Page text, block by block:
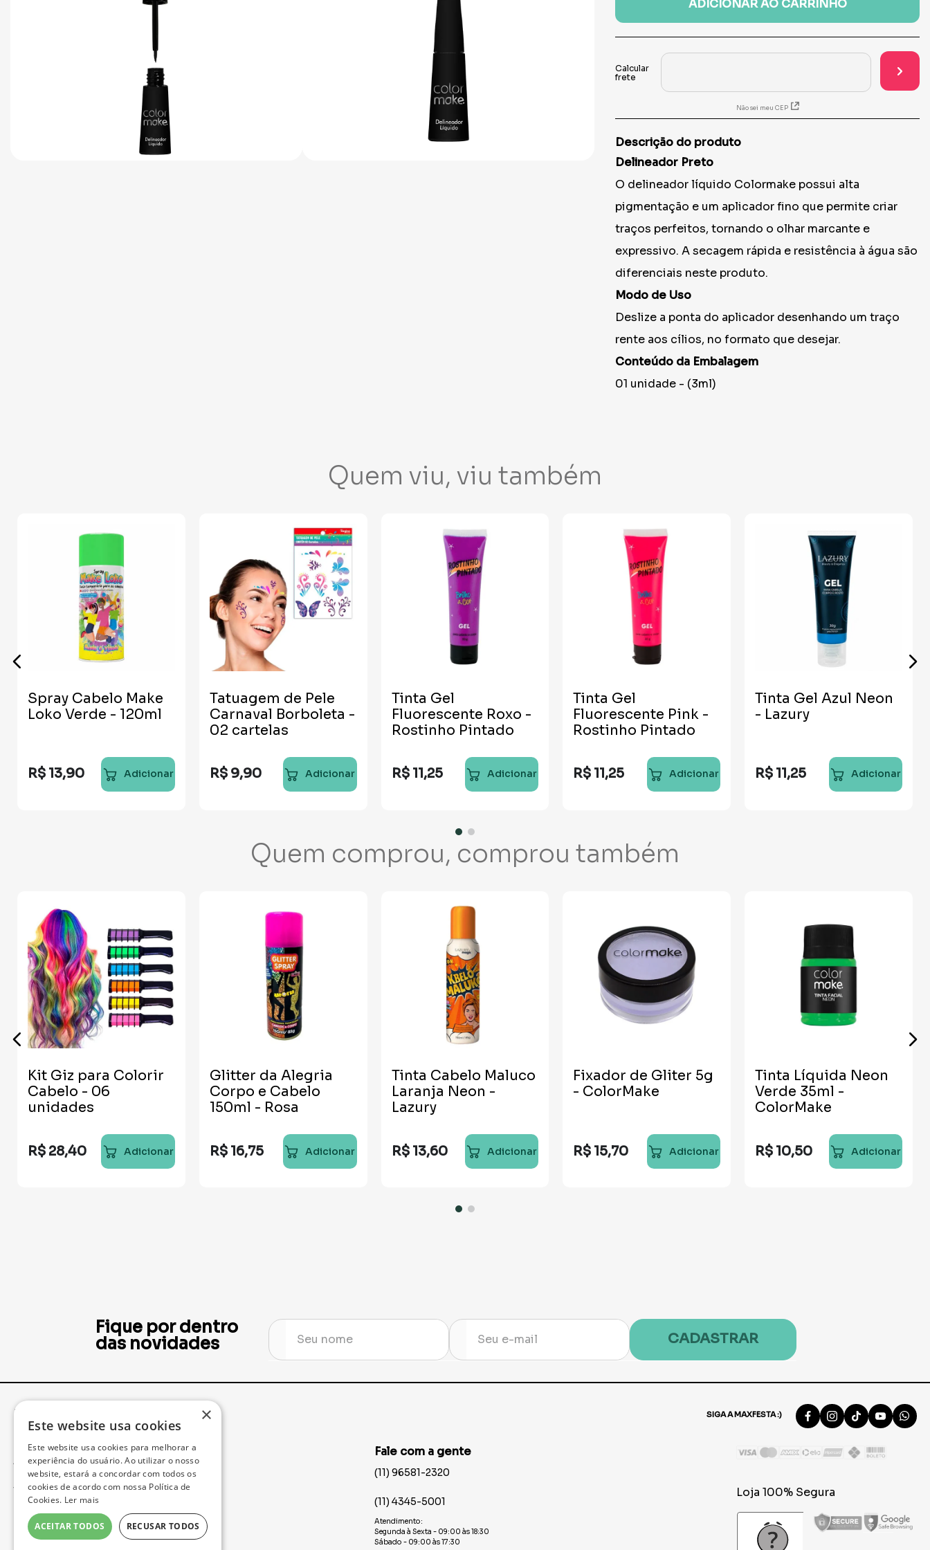
ADICIONAR AO CARRINHO
Não sei meu CEP
Descrição do produto
Delineador Preto
O delineador líquido Colormake possui alta
pigmentação e um aplicador fino que permite criar
traços perfeitos, tornando o olhar marcante e
expressivo. A secagem rápida e resistência à água são
diferenciais neste produto.
Modo de Uso
Deslize a ponta do aplicador desenhando um traço
rente aos cílios, no formato que desejar.
Conteúdo da Embalagem
01 unidade - (3ml)
Quem viu, viu também
Spray Cabelo Make
Loko Verde - 120ml
R$ 13,90 Adicionar
Tatuagem de Pele
Carnaval Borboleta -
02 cartelas
R$ 9,90 Adicionar
Tinta Gel
Fluorescente Roxo -
Rostinho Pintado
R$ 11,25 Adicionar
Tinta Gel
Fluorescente Pink -
Rostinho Pintado
R$ 11,25 Adicionar
Tinta Gel Azul Neon
- Lazury
R$ 11,25 Adicionar
Quem comprou, comprou também
Kit Giz para Colorir
Cabelo - 06
unidades
R$ 28,40 Adicionar
Glitter da Alegria
Corpo e Cabelo
150ml - Rosa
R$ 16,75 Adicionar
Tinta Cabelo Maluco
Laranja Neon -
Lazury
R$ 13,60 Adicionar
Fixador de Gliter 5g
- ColorMake
R$ 15,70 Adicionar
Tinta Líquida Neon
Verde 35ml -
ColorMake
R$ 10,50 Adicionar
Fique por dentro
das novidades
CADASTRAR
Institucional SIGA A MAXFESTA :)
Acompanhe seu Pedido
Trocas e Devoluções
Política de Privacidade
Fale com a gente
(11) 96581-2320
(11) 4345-5001
Atendimento:
Segunda à Sexta - 09:00 às 18:30
Sábado - 09:00 às 17:30
Loja 100% Segura
×
Este website usa cookies
Este website usa cookies para melhorar a
experiência do usuário. Ao utilizar o nosso
website, estará a concordar com todos os
cookies de acordo com nossa Política de
Cookies. Ler mais
ACEITAR TODOS RECUSAR TODOS